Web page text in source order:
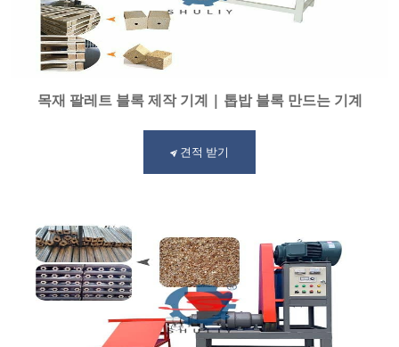
목재 팔레트 블록 제작 기계 | 톱밥 블록 만드는 기계
견적 받기